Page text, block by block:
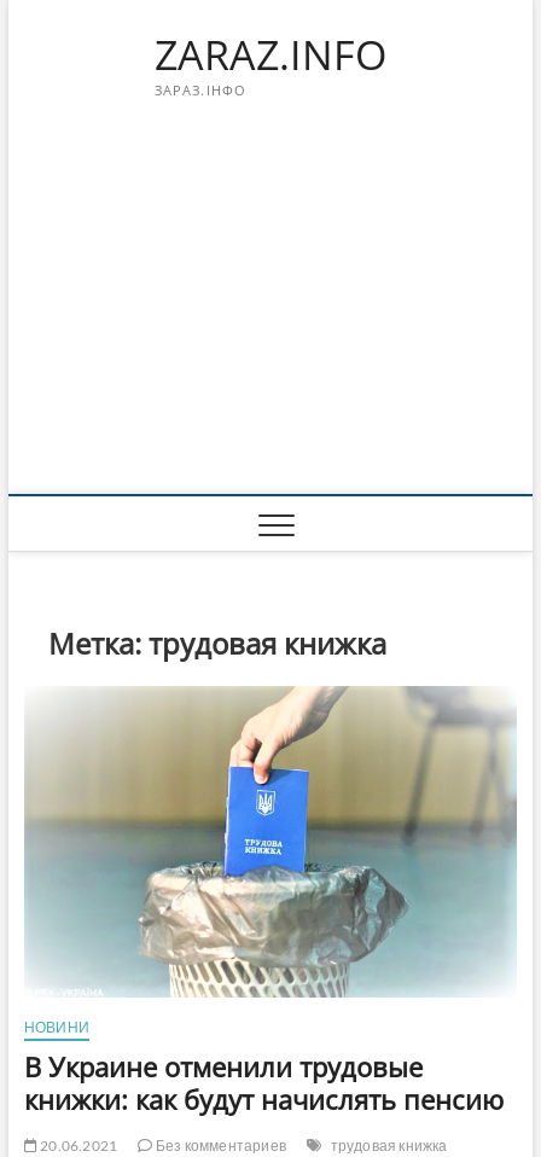
ZARAZ.INFO
ЗАРАЗ.ІНФО
Метка:трудовая книжка
НОВИНИ
В Украине отменили трудовые
книжки: как будут начислять пенсию
20.06.2021 Без комментариев трудовая книжка